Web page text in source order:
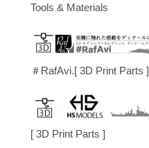
Tools & Materials
＃RafAvi.[ 3D Print Parts ]
[ 3D Print Parts ]